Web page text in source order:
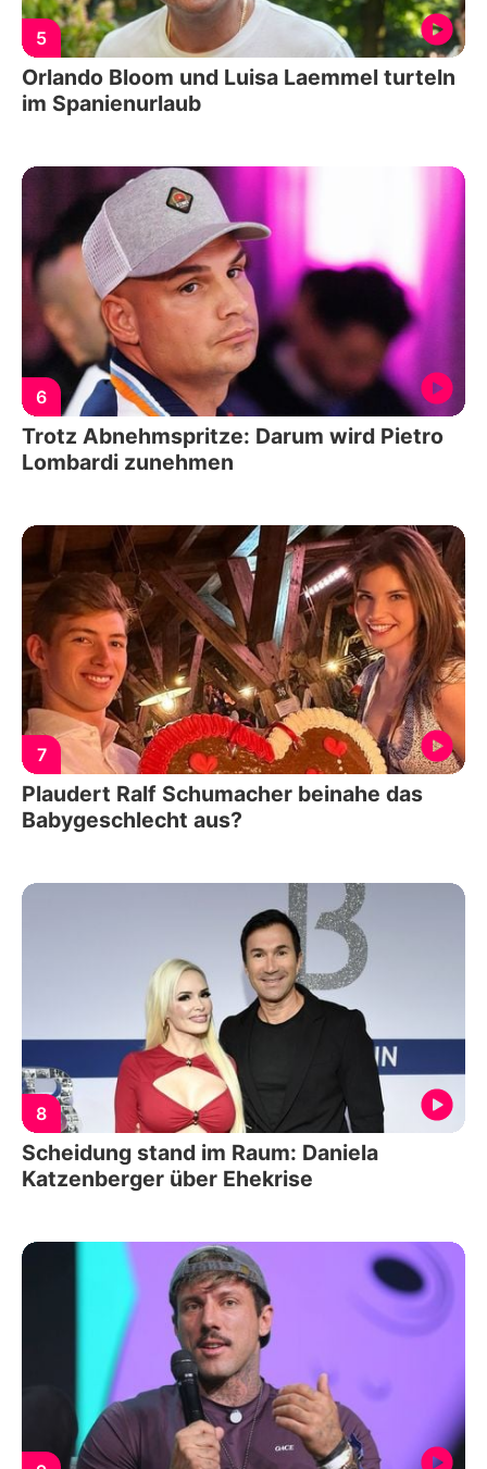
5
Orlando Bloom und Luisa Laemmel turteln
im Spanienurlaub
6
Trotz Abnehmspritze: Darum wird Pietro
Lombardi zunehmen
7
Plaudert Ralf Schumacher beinahe das
Babygeschlecht aus?
8
Scheidung stand im Raum: Daniela
Katzenberger über Ehekrise